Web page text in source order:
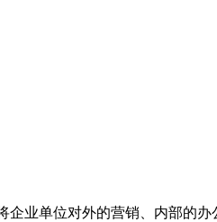
业单位对外的营销、内部的